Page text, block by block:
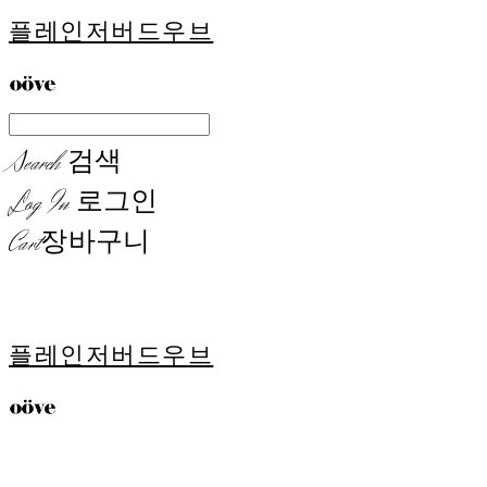
플레인저버드우브
Search검색
Log In 로그인
Cart장바구니
플레인저버드우브